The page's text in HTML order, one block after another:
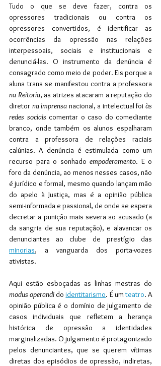
Tudo o que se deve fazer, contra os
opressores tradicionais ou contra os
opressores convertidos, é identificar as
ocorrências da opressão nas relações
interpessoais, sociais e institucionais e
denunciá-las. O instrumento da denúncia é
consagrado como meio de poder. Eis porque a
na Reitoria, as atrizes atacaram a reputação do
diretor na imprensa nacional, a intelectual foi às
redes sociais comentar o caso do comediante
branco, onde também os alunos espalharam
contra a professora de relações raciais
calúnias. A denúncia é estimulada como um
recurso para o sonhado empoderamento. E o
foro da denúncia, ao menos nesses casos, não
é jurídico e formal, mesmo quando lançam mão
do apelo à Justiça, mas é a opinião pública
semi-informada e passional, de onde se espera
decretar a punição mais severa ao acusado (a
da sangria de sua reputação), e alavancar os
minorias, a vanguarda dos porta-vozes
ativistas.
modus operandi do identitarismo. É um teatro. A
opinião pública é o domínio de julgamento de
casos individuais que refletem a herança
histórica de opressão a identidades
marginalizadas. O julgamento é protagonizado
pelos denunciantes, que se querem vítimas
diretas dos episódios de opressão, indiretas,